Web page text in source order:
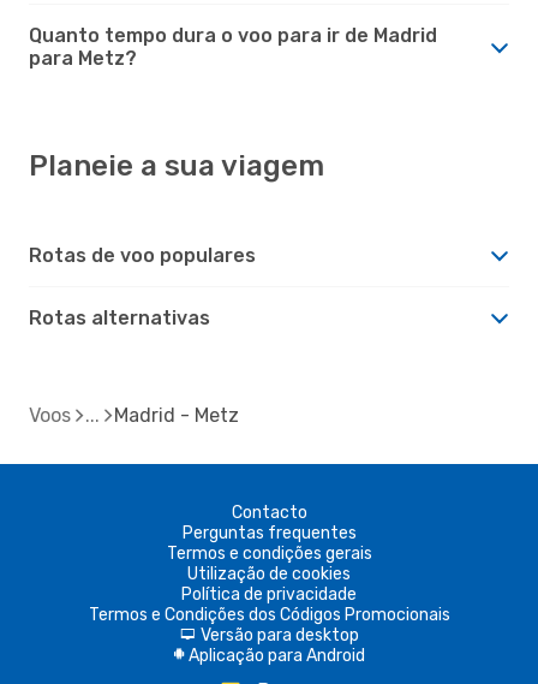
Quanto tempo dura o voo para ir de Madrid
para Metz?
Planeie a sua viagem
Rotas de voo populares
Rotas alternativas
Voos Madrid - Metz
Contacto
Perguntas frequentes
Termos e condições gerais
Utilização de cookies
Política de privacidade
Termos e Condições dos Códigos Promocionais
d Versão para desktop
A Aplicação para Android